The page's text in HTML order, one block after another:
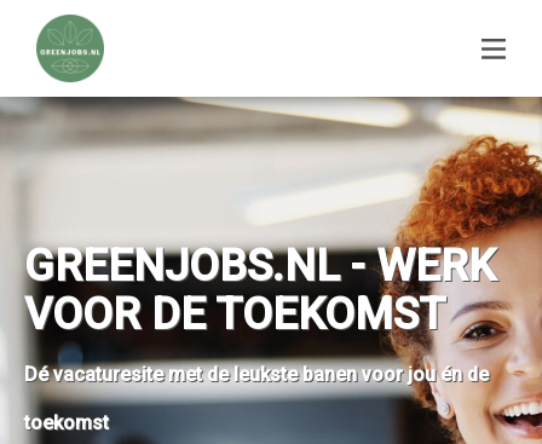
GREENJOBS.NL - WERK
VOOR DE TOEKOMST
Dé vacaturesite met de leukste banen voor jou én de
toekomst